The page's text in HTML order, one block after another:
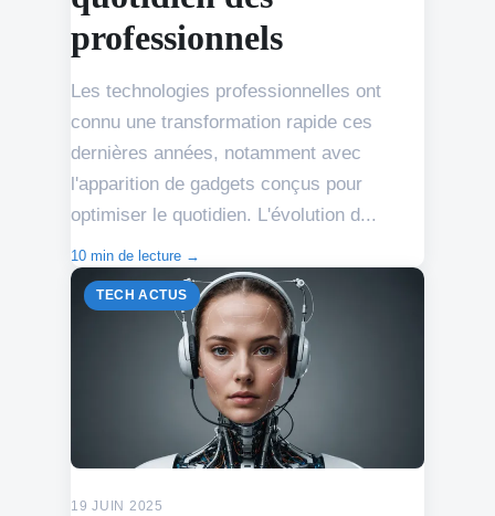
professionnels
Les technologies professionnelles ont
connu une transformation rapide ces
dernières années, notamment avec
l'apparition de gadgets conçus pour
optimiser le quotidien. L'évolution d...
10 min de lecture →
TECH ACTUS
19 JUIN 2025